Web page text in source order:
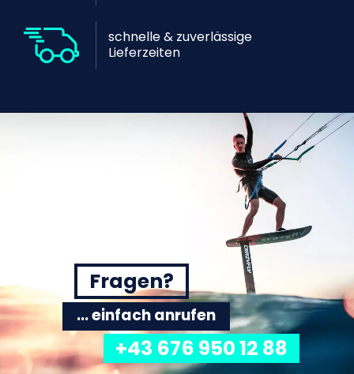
schnelle & zuverlässige
Lieferzeiten
Fragen?
... einfach anrufen
+43 676 950 12 88